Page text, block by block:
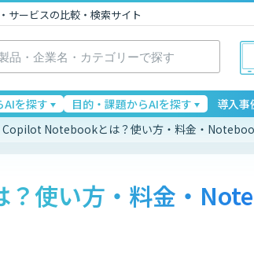
サービスの比較・検索サイト
AIを探す 目的・課題からAIを探す 導入事
Copilot Notebookとは？使い方・料金・
使い方・料金・